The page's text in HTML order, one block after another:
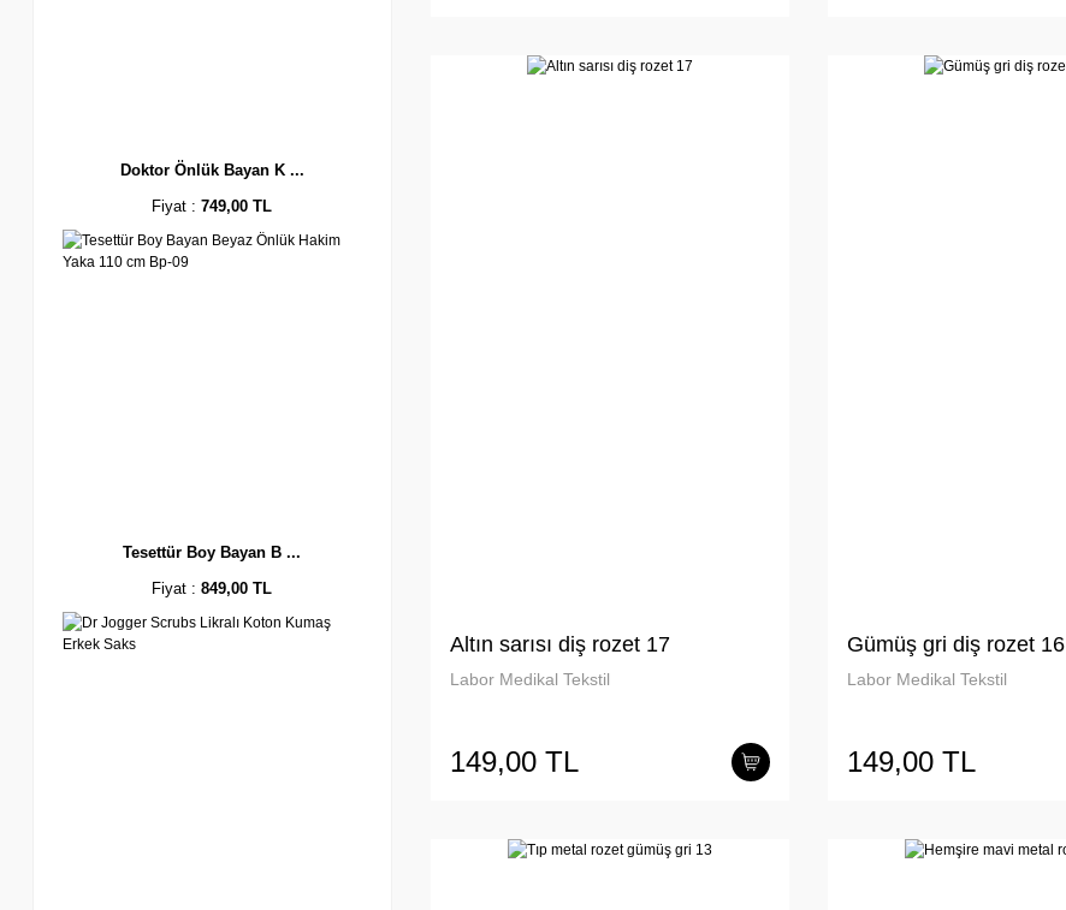
Doktor Önlük Bayan K ...
Fiyat :749,00 TL
Tesettür Boy Bayan B ...
Fiyat :849,00 TL
Altın sarısı diş rozet 17
Labor Medikal Tekstil
149,00 TL
Gümüş gri diş rozet 16
Labor Medikal Tekstil
149,00 TL